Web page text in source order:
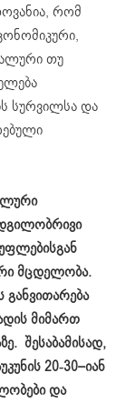
რომ
თუ
სურვილსა და
მცდელობა.
მიმართ
შესაბამისად,
20-30–იან
და